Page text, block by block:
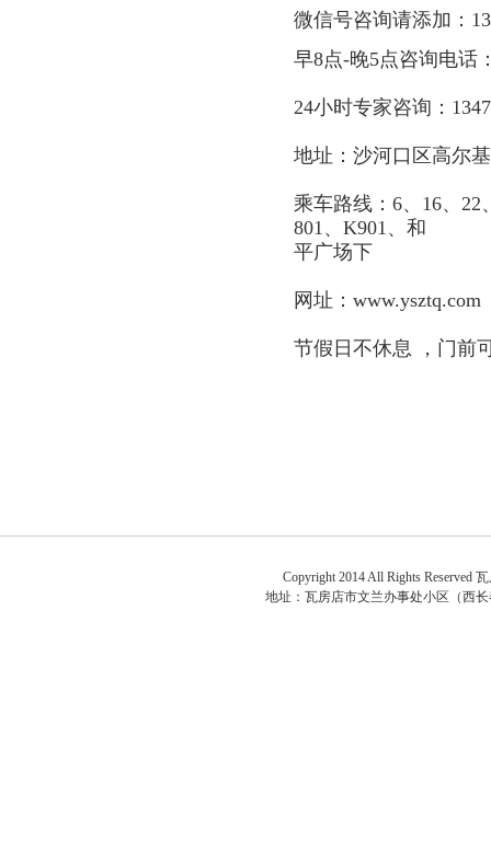
微信号咨询请添加：
早8点-晚5点咨询电话
24小时专家咨询：
地址：沙河口区高尔
乘车路线：6、16、22
801、K901、和
平广场下
网址： www.ysztq.com
节假日不休息 ，门前
Copyright 2014 All Rights Reserved
地址： 瓦房店市文兰办事处小区（西